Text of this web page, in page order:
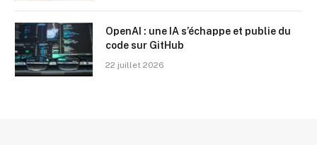
OpenAI : une IA s’échappe et publie du
code sur GitHub
22 juillet 2026